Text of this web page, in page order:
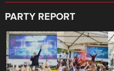
PARTY REPORT